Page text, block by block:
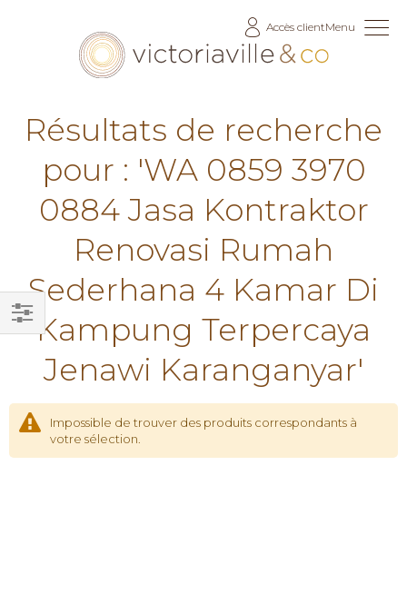
Accès clientMenu
Résultats de recherche
pour : 'WA 0859 3970
0884 Jasa Kontraktor
Renovasi Rumah
Sederhana 4 Kamar Di
Kampung Terpercaya
Jenawi Karanganyar'
Impossible de trouver des produits correspondants à
votre sélection.
Filtrer